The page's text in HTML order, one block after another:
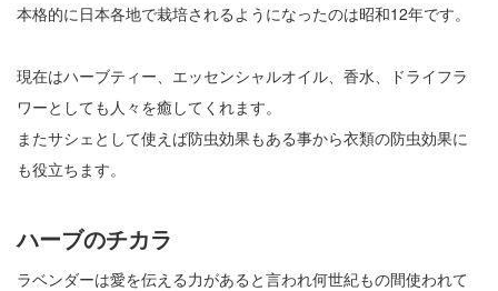
本格的に日本各地で栽培されるようになったのは昭和12年です。
現在はハーブティー、エッセンシャルオイル、香水、ドライフラ
ワーとしても人々を癒してくれます。
またサシェとして使えば防虫効果もある事から衣類の防虫効果に
も役立ちます。
ハーブのチカラ
ラベンダーは愛を伝える力があると言われ何世紀もの間使われて